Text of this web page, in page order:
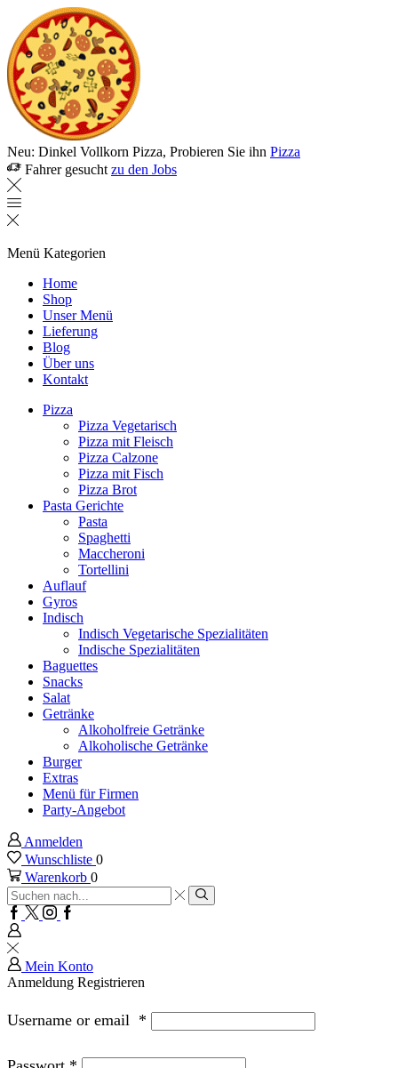
Neu: Dinkel Vollkorn Pizza, Probieren Sie ihn Pizza
Fahrer gesucht zu den Jobs
Menü Kategorien
Home
Shop
Unser Menü
Lieferung
Blog
Über uns
Kontakt
Pizza
Pizza Vegetarisch
Pizza mit Fleisch
Pizza Calzone
Pizza mit Fisch
Pizza Brot
Pasta Gerichte
Pasta
Spaghetti
Maccheroni
Tortellini
Auflauf
Gyros
Indisch
Indisch Vegetarische Spezialitäten
Indische Spezialitäten
Baguettes
Snacks
Salat
Getränke
Alkoholfreie Getränke
Alkoholische Getränke
Burger
Extras
Menü für Firmen
Party-Angebot
Anmelden
Wunschliste 0
Warenkorb 0
Sucheingabe
Suche
Facebook
TwitterInstagram
Google
Mein Konto
Anmeldung Registrieren
Username or email *